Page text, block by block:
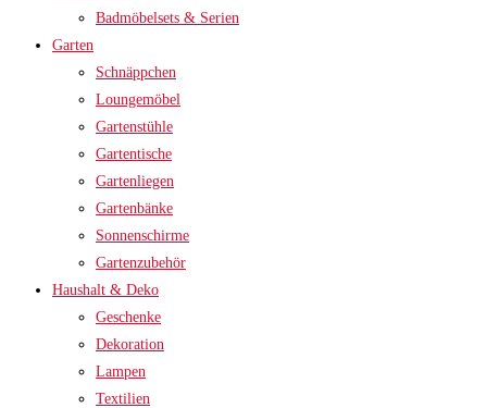
Badmöbelsets & Serien
Garten
Schnäppchen
Loungemöbel
Gartenstühle
Gartentische
Gartenliegen
Gartenbänke
Sonnenschirme
Gartenzubehör
Haushalt & Deko
Geschenke
Dekoration
Lampen
Textilien